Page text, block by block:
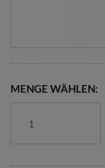
MENGE WÄHLEN: